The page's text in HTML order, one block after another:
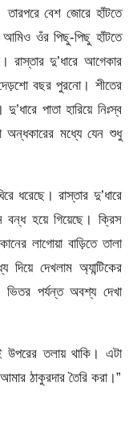
তারপরে বেশ জোরে হাঁটতে
ওঁর পিছু-পিছু হাঁটতে
রাস্তার দু’ধারে আগেকার
দেড়শো বছর পুরনো। শীতের
পাতা হারিয়ে নিঃস্ব
অন্ধকারের মধ্যে যেন শুধু
ধরেছে। রাস্তার দু’ধারে
হয়ে গিয়েছে। ক্রিস
লাগোয়া বাড়িতে তালা
দেখলাম অ্যান্টিকের
ভিতর পৰ্যন্ত অবশ্য দেখা
তলায় থাকি। এটা
ঠাকুরদার তৈরি করা।”